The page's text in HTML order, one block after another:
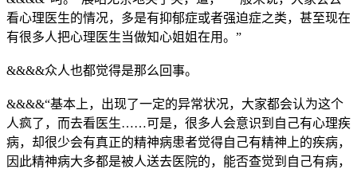
看心理医生的情况，多是有抑郁症或者强迫症之类，甚至现在
有很多人把心理医生当做知心姐姐在用。”
&&&&众人也都觉得是那么回事。
&&&&“基本上，出现了一定的异常状况，大家都会认为这个
人疯了，而去看医生……可是，很多人会意识到自己有心理疾
病，却很少会有真正的精神病患者觉得自己有精神上的疾病，
因此精神病大多都是被人送去医院的，能否查觉到自己有病，